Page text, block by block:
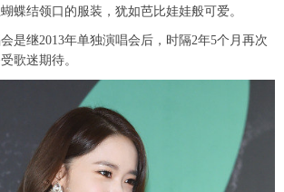
蝶结领口的服装，犹如芭比娃娃般可爱。
继2013年单独演唱会后，时隔2年5个月再次
歌迷期待。